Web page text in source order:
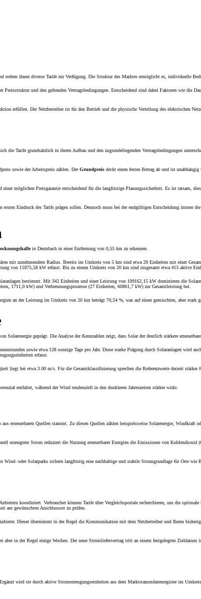
stehen ihnen diverse Tarife zur Verfügung. Die Struktur des Marktes ermöglicht es, individuelle
Preisstruktur und den geltenden Vertragsbedingungen. Entscheidend sind dabei Faktoren wie die
erfüllen. Der Netzbetreiber ist für den Betrieb und die physische Verteilung des elektrischen
die Tarife grundsätzlich in ihrem Aufbau und den zugrundeliegenden Vertragsbedingungen
sowie der Arbeitspreis zählen. DerGrundpreis deckt einen festen Betrag ab und ist
möglichen Preisgarantie entscheidend für die langfristige Planungssicherheit. Es ist ratsam,
Eindruck des Tarifs prägen sollen. Dennoch muss bei der endgültigen Entscheidung immer
in Dermbach in einer Entfernung von 0,55 km zu erkennen.
mit zunehmendem Radius. Bereits im Umkreis von 5 km sind etwa 20 Einheiten mit einer
von 11875,58 kW erfasst. Bis zu einem Umkreis von 20 km sind insgesamt etwa 415 aktive
bestimmt. Mit 342 Einheiten und einer Leistung von 109162,15 kW dominieren die
1711,0 kW) und Verbrennungsprozesse (27 Einheiten, 60861,7 kW) zur Gesamtleistung bei.
an der Leistung im Umkreis von 20 km beträgt 70,54 %, was auf einen gemischten, aber stark
geprägt. Die Analyse der Kennzahlen zeigt, dass Solar der deutlich stärkere
sowie etwa 128 sonnige Tage pro Jahr. Diese starke Prägung durch Solaranlagen wird
erfasst.
liegt bei etwa 3.00 m/s. Für die Gesamtklassifizierung sprechen die Referenzwerte derzeit
entfaltet, während der Wind tendenziell in den dunkleren Jahreszeiten stärker wirkt.
erneuerbaren Quellen stammt. Zu diesen Quellen zählen beispielsweise Solarenergie, Windkraft
erzeugtem Strom reduziert die Nutzung erneuerbarer Energien die Emissionen von Kohlendioxid
oder Solarparks sichern langfristig eine nachhaltige und stabile Stromgrundlage für Orte wie
koordiniert. Verbraucher können Tarife über Vergleichsportale recherchieren, um die
am gewünschten Anschlussort zu prüfen.
Dieser übernimmt in der Regel die Kommunikation mit dem Netzbetreiber und Ihrem
aber in der Regel einige Wochen. Der neue Stromliefervertrag tritt an einem festgelegten
wird sie durch aktive Stromerzeugungseinheiten aus dem Marktstammdatenregister im Umkreis.